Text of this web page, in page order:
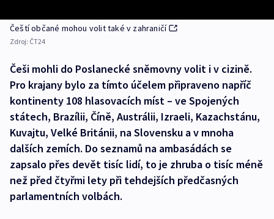
Čeští občané mohou volit také v zahraničí
Zdroj: ČT24
Češi mohli do Poslanecké sněmovny volit i v cizině.
Pro krajany bylo za tímto účelem připraveno napříč
kontinenty 108 hlasovacích míst – ve Spojených
státech, Brazílii, Číně, Austrálii, Izraeli, Kazachstánu,
Kuvajtu, Velké Británii, na Slovensku a v mnoha
dalších zemích. Do seznamů na ambasádách se
zapsalo přes devět tisíc lidí, to je zhruba o tisíc méně
než před čtyřmi lety při tehdejších předčasných
parlamentních volbách.